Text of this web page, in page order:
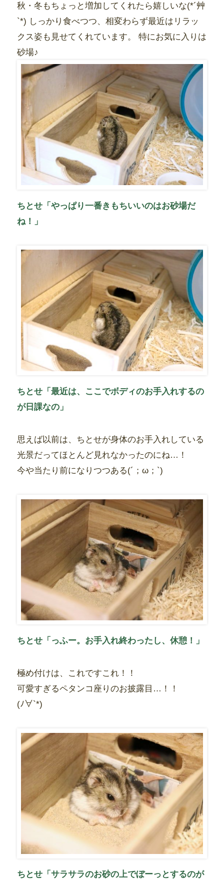
秋・冬もちょっと増加してくれたら嬉しいな(*´艸
`*) しっかり食べつつ、相変わらず最近はリラッ
クス姿も見せてくれています。 特にお気に入りは
砂場♪
ちとせ「やっぱり一番きもちいいのはお砂場だ
ね！」
ちとせ「最近は、ここでボディのお手入れするの
が日課なの」
思えば以前は、ちとせが身体のお手入れしている
光景だってほとんど見れなかったのにね…！
今や当たり前になりつつある(´；ω；`)
ちとせ「っふー。お手入れ終わったし、休憩！」
極め付けは、これですこれ！！
可愛すぎるペタンコ座りのお披露目…！！
(ﾉ∀`*)
ちとせ「サラサラのお砂の上でぼーっとするのが